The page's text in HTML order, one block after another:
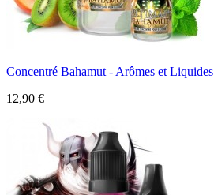
Concentré Bahamut - Arômes et Liquides
12,90 €